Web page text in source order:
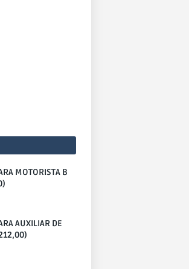
MOTORISTA B
AUXILIAR DE